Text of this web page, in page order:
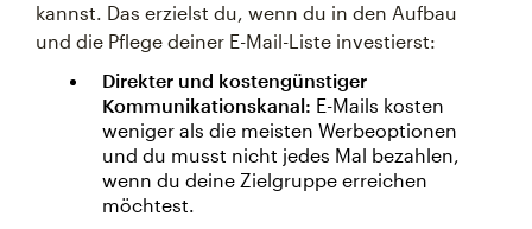
kannst. Das erzielst du, wenn du in den Aufbau
und die Pflege deiner E-Mail-Liste investierst:
Direkter und kostengünstiger
Kommunikationskanal: E-Mails kosten
weniger als die meisten Werbeoptionen
und du musst nicht jedes Mal bezahlen,
wenn du deine Zielgruppe erreichen
möchtest.